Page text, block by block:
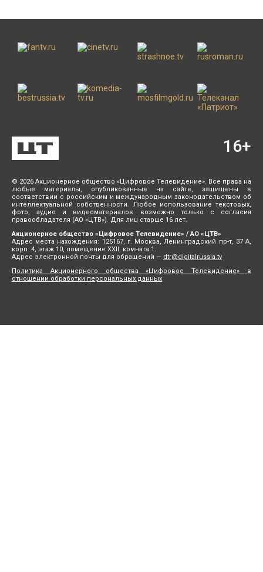
© 2026 Акционерное общество «Цифровое Телевидение». Все права на
любые материалы, опубликованные на сайте, защищены в
соответствии с российским и международным законодательством об
интеллектуальной собственности. Любое использование текстовых,
фото, аудио и видеоматериалов возможно только с согласия
правообладателя (АО «ЦТВ»). Для лиц старше 16 лет.
Акционерное общество «Цифровое Телевидение» / АО «ЦТВ»
Адрес места нахождения: 125167, г. Москва, Ленинградский пр-т, 37 А,
корп. 4, этаж 10, помещение XXII, комната 1.
Адрес электронной почты для обращений — dtr@digitalrussia.tv
Политика Акционерного общества «Цифровое Телевидение» в
отношении обработки персональных данных
16+